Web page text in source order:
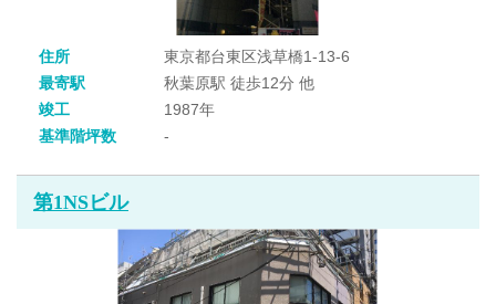
住所
東京都台東区浅草橋1-13-6
最寄駅
秋葉原駅 徒歩12分 他
竣工
1987年
基準階坪数
-
第1NSビル